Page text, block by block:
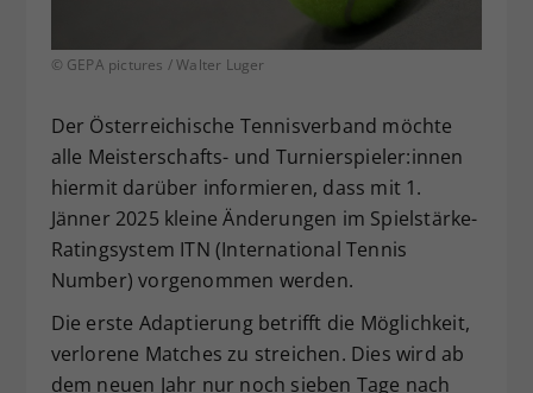
© GEPA pictures / Walter Luger
Der Österreichische Tennisverband möchte
alle Meisterschafts- und Turnierspieler:innen
hiermit darüber informieren, dass mit 1.
Jänner 2025 kleine Änderungen im Spielstärke-
Ratingsystem ITN (International Tennis
Number) vorgenommen werden.
Die erste Adaptierung betrifft die Möglichkeit,
verlorene Matches zu streichen. Dies wird ab
dem neuen Jahr nur noch sieben Tage nach
Dieser Wert speichert Ihre Consent-
Einstellungen. Unter anderem eine
zufällig generierte ID, für die
vorgenommen Einstellungen, falls der
Webseiten-Betreiber dies eingestellt
hat.